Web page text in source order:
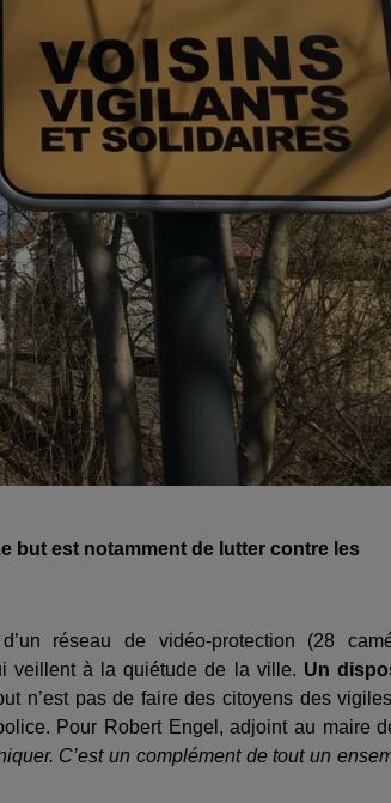
but est notamment de lutter contre les
réseau de vidéo-protection (28
veillent à la quiétude de la ville. Un
n’est pas de faire des citoyens des
Pour Robert Engel, adjoint au maire
C’est un complément de tout un